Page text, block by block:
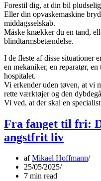
Forestil dig, at din bil
Eller din opvaskemaskine
middagsselskab.
Måske knækker du en tand,
blindtarmsbetændelse.
I de fleste af disse situationer
en mekaniker, en reparatør,
hospitalet.
Vi erkender uden tøven, at vi
rette værktøjer og den
Vi ved, at der skal en
Fra fanget til fri:
angstfrit liv
afMikael Hoffmann
25/05/2025
7 min read